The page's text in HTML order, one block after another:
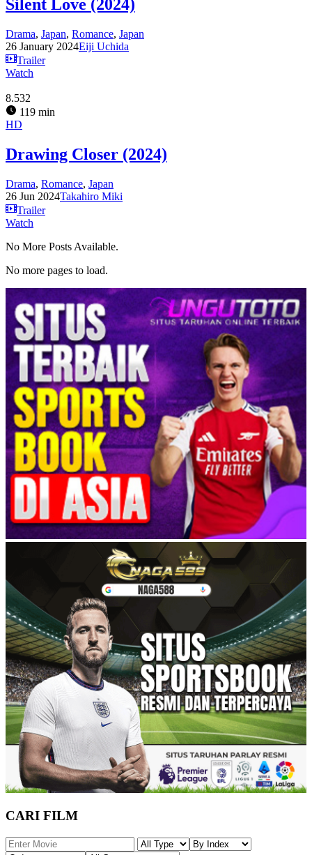
Silent Love (2024)
Drama, Japan, Romance, Japan
26 January 2024Eiji Uchida
Trailer
Watch
8.532
119 min
HD
Drawing Closer (2024)
Drama, Romance, Japan
26 Jun 2024Takahiro Miki
Trailer
Watch
No More Posts Available.
No more pages to load.
CARI FILM